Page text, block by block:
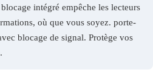
intégré empêche les lecteurs
où que vous soyez. porte-
blocage de signal. Protège vos